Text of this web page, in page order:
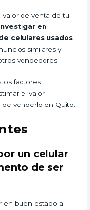
valor de venta de tu
en
celulares usados
similares y
vendedores.
factores
el valor
venderlo en Quito.
un celular
de ser
en buen estado al